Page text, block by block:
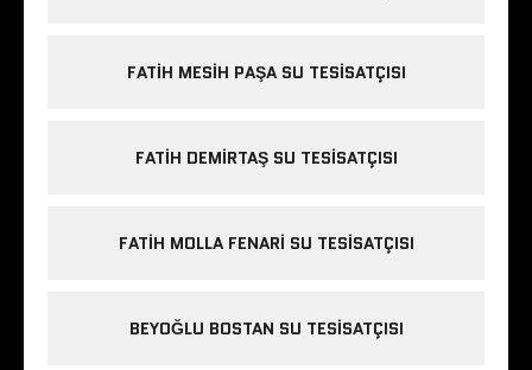
FATIH MESIH PAŞA SU TESISATÇISI
FATIH DEMIRTAŞ SU TESISATÇISI
FATIH MOLLA FENARI SU TESISATÇISI
BEYOĞLU BOSTAN SU TESISATÇISI